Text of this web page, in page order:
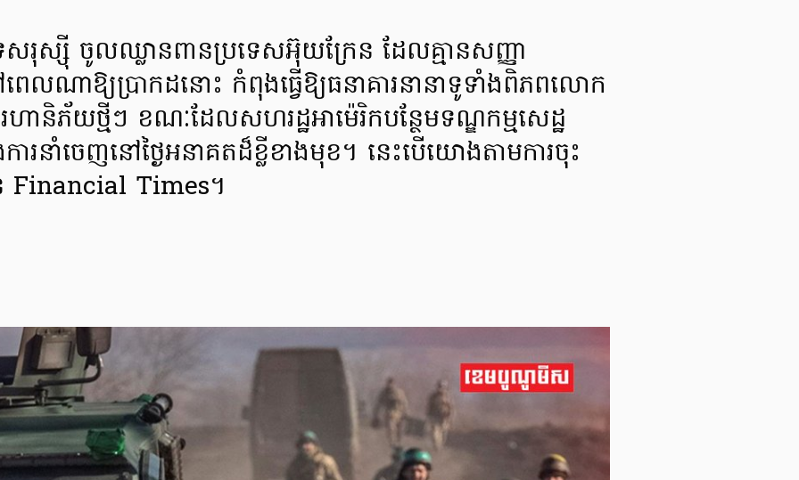
េសរុស្ស៊ី ចូលឈ្លានពានប្រទេសអ៊ុយក្រែន ដែលគ្មានសញ្ញា
េលណាឱ្យប្រាកដនោះ កំពុងធ្វើឱ្យធនាគារនានាទូទាំងពិភពលោក
ានិភ័យថ្មីៗ ខណៈដែលសហរដ្ឋអាម៉េរិកបន្ថែមទណ្ឌកម្មសេដ្ឋ
ារនាំចេញនៅថ្ងៃអនាគតដ៏ខ្លីខាងមុខ។ នេះបើយោងតាមការចុះ
Financial Times។